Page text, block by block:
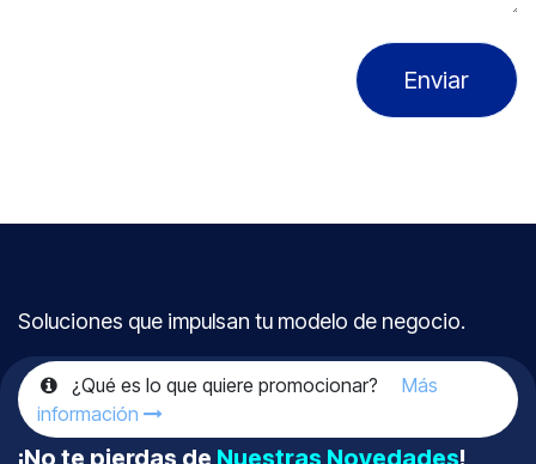
Enviar
Soluciones que impulsan tu modelo de negocio.
¿Qué es lo que quiere promocionar?Más